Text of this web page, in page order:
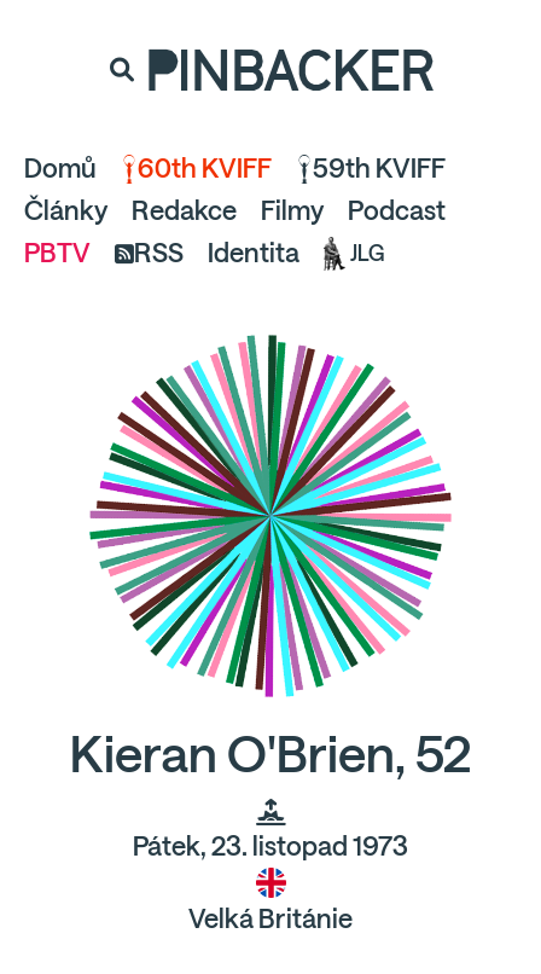
a pusťte se do čtení.
PINBACKER
Domů 60th KVIFF
59th KVIFF
Články
Redakce Filmy
Podcast
PBTV
RSS Identita JLG
Kieran O'Brien, 52
Pátek, 23. listopad 1973
Velká Británie